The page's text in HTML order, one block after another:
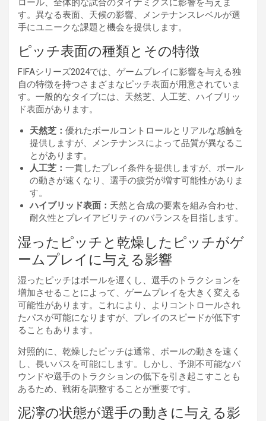
ロール、全体的な試合のダイナミクスに影響を与えま
す。異なる表面、天候の影響、メンテナンスレベルが選
手にユニークな課題と機会を提供します。
ピッチ表面の種類とその特徴
FIFAシリーズ2024では、ゲームプレイに影響を与える独
自の特徴を持つさまざまなピッチ表面が用意されていま
す。一般的なタイプには、天然芝、人工芝、ハイブリッ
ド表面があります。
天然芝： 優れたボールコントロールとリアルな感触を
提供しますが、メンテナンスによって品質が異なるこ
とがあります。
人工芝： 一貫したプレイ条件を提供しますが、ボール
の動きが速くなり、選手の疲労が増す可能性がありま
す。
ハイブリッド表面： 天然と合成の要素を組み合わせ、
耐久性とプレイアビリティのバランスを目指します。
湿ったピッチと乾燥したピッチがゲ
ームプレイに与える影響
湿ったピッチはボールを遅くし、選手のトラクションを
増加させることによって、ゲームプレイを大きく変える
可能性があります。これにより、よりコントロールされ
たパスが可能になりますが、プレイのスピードが低下す
ることもあります。
対照的に、乾燥したピッチは通常、ボールの動きを速く
し、長いパスを可能にします。しかし、予測不可能なバ
ウンドや選手のトラクションの低下を引き起こすことも
あるため、戦術を調整することが重要です。
泥濘の状態が選手の動きに与える影